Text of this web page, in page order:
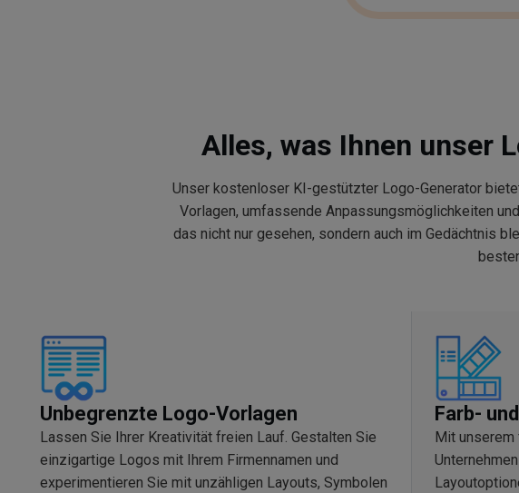
Alles, was Ihnen unser
Unser kostenloser KI-gestützter Logo-Generator
Vorlagen, umfassende Anpassungsmöglichkeiten
das nicht nur gesehen, sondern auch im Gedächtnis
Unbegrenzte Logo-Vorlagen
Lassen Sie Ihrer Kreativität freien Lauf. Gestalten Sie
einzigartige Logos mit Ihrem Firmennamen und
experimentieren Sie mit unzähligen Layouts, Symbolen
Farb-
Mit